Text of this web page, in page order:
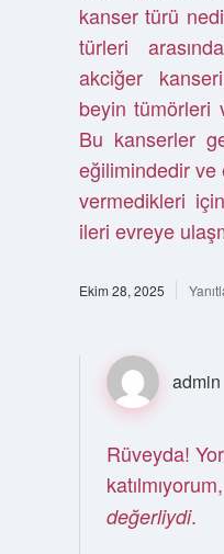
kanser türü
türleri
akciğer
beyin tümörleri
Bu kanserler
eğilimindedir
vermedikleri
ileri evreye
Ekim 28, 2025
admin
Rüveyda!
değerliydi.